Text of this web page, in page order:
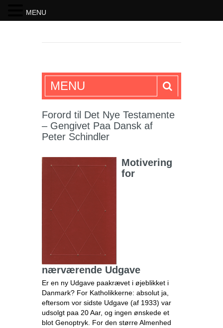
SKRIFTEN
MENU
Forord til Det Nye Testamente
– Gengivet Paa Dansk af
Peter Schindler
Motivering
for
nærværende Udgave
Er en ny Udgave paakrævet i øjeblikket i
Danmark? For Katholikkerne: absolut ja,
eftersom vor sidste Udgave (af 1933) var
udsolgt paa 20 Aar, og ingen ønskede et
blot Genoptryk. For den større Almenhed
MENU